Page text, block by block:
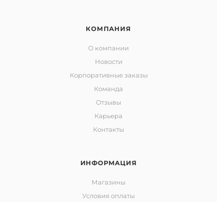
КОМПАНИЯ
О компании
Новости
Корпоративные заказы
Команда
Отзывы
Карьера
Контакты
ИНФОРМАЦИЯ
Магазины
Условия оплаты